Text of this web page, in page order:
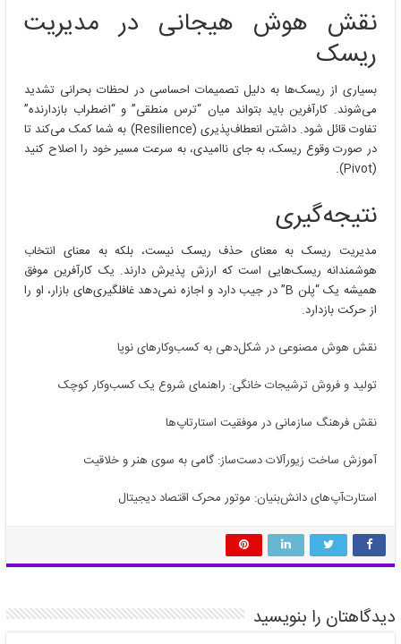
نقش هوش هیجانی در مدیریت
ریسک
بسیاری از ریسک‌ها به دلیل تصمیمات احساسی در لحظات بحرانی تشدید
می‌شوند. کارآفرین باید بتواند میان “ترس منطقی” و “اضطراب بازدارنده”
تفاوت قائل شود. داشتن انعطاف‌پذیری (Resilience) به شما کمک می‌کند تا
در صورت وقوع ریسک، به جای ناامیدی، به سرعت مسیر خود را اصلاح کنید
(Pivot).
نتیجه‌گیری
مدیریت ریسک به معنای حذف ریسک نیست، بلکه به معنای انتخاب
هوشمندانه ریسک‌هایی است که ارزش پذیرش دارند. یک کارآفرین موفق
همیشه یک “پلن B” در جیب دارد و اجازه نمی‌دهد غافلگیری‌های بازار، او را
از حرکت بازدارد.
نقش هوش مصنوعی در شکل‌دهی به کسب‌وکارهای نوپا
تولید و فروش ترشیجات خانگی: راهنمای شروع یک کسب‌وکار کوچک
نقش فرهنگ سازمانی در موفقیت استارتاپ‌ها
آموزش ساخت زیورآلات دست‌ساز: گامی به سوی هنر و خلاقیت
استارت‌آپ‌های دانش‌بنیان: موتور محرک اقتصاد دیجیتال
دیدگاهتان را بنویسید